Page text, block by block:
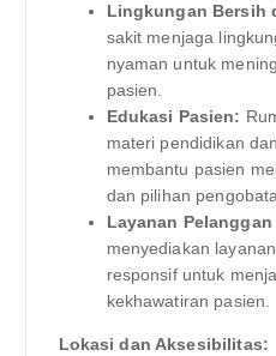
Lingkungan Bersih
sakit menjaga
nyaman untuk
pasien.
Edukasi Pasien:
materi pendidikan
membantu pasien
dan pilihan
Layanan
menyediakan
responsif untuk
kekhawatiran pasien.
Lokasi dan Aksesibilitas: